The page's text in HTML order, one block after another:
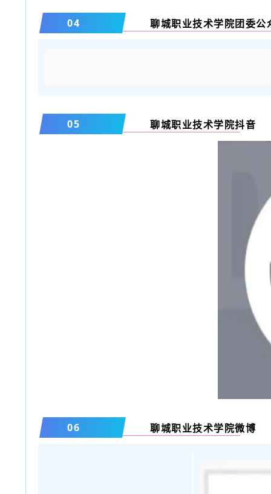
04 聊城职业技术学院团委公
05 聊城职业技术学院抖音
06 聊城职业技术学院微博